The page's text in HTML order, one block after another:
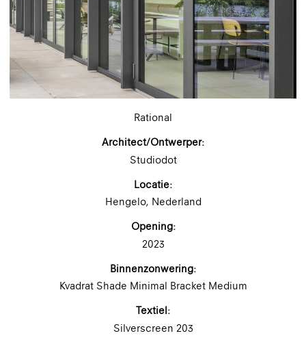
Rational
Architect/Ontwerper:
Studiodot
Locatie:
Hengelo, Nederland
Opening:
2023
Binnenzonwering:
Kvadrat Shade Minimal Bracket Medium
Textiel:
Silverscreen 203